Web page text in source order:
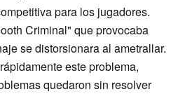
para los jugadores.
Criminal" que provocaba
se distorsionara al ametrallar.
este problema,
quedaron sin resolver